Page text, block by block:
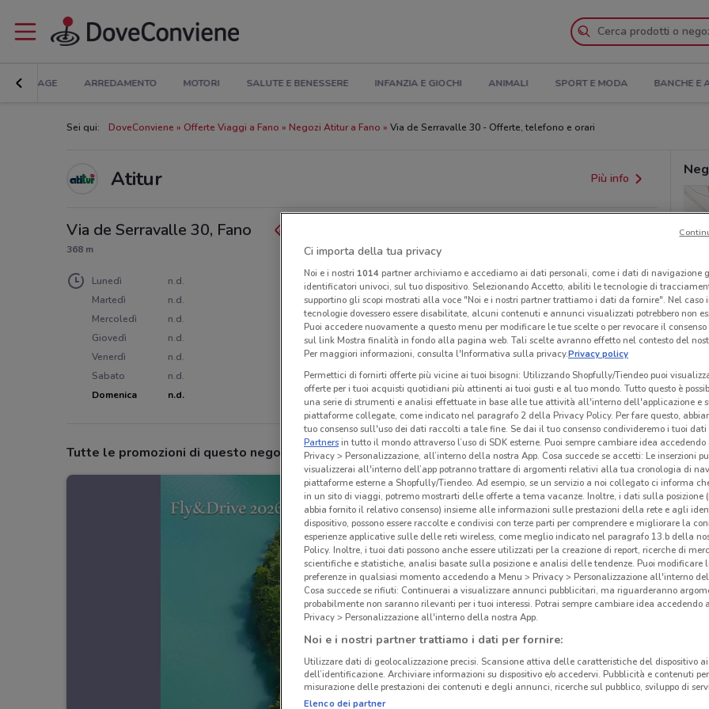
BRICOLAGE ARREDAMENTO MOTORI SALUTE E BENESSERE INFANZIA E GIOCHI ANIMALI SPORT E MODA BANCHE E
Sei qui: DoveConviene Offerte Viaggi a Fano Negozi Atitur a Fano Via de Serravalle 30 - Offerte, telefono e orari
Atitur Più info
Via de Serravalle 30, Fano
368 m
Lunedì
n.d.
Martedì
n.d.
Mercoledì
n.d.
Giovedì
n.d.
Venerdì
n.d.
Sabato
n.d.
Domenica
n.d.
Tutte le promozioni di questo negozio
Ci importa della tua privacy
Noi e i nostri 1014partner archiviamo e accediamo ai dati personali, come i dati di navigazione
identificatori univoci, sul tuo dispositivo. Selezionando Accetto, abiliti le tecnologie di
supportino gli scopi mostrati alla voce "Noi e i nostri partner trattiamo i dati da fornire". Nel caso
tecnologie dovessero essere disabilitate, alcuni contenuti e annunci visualizzati potrebbero non
Puoi accedere nuovamente a questo menu per modificare le tue scelte o per revocare il
sul link Mostra finalità in fondo alla pagina web. Tali scelte avranno effetto nel contesto del
Per maggiori informazioni, consulta l'Informativa sulla privacy.Privacy policy
Permettici di fornirti offerte più vicine ai tuoi bisogni: Utilizzando Shopfully/Tiendeo puoi
offerte per i tuoi acquisti quotidiani più attinenti ai tuoi gusti e al tuo mondo. Tutto questo è
una serie di strumenti e analisi effettuate in base alle tue attività all'interno dell'applicazione e
piattaforme collegate, come indicato nel paragrafo 2 della Privacy Policy. Per fare questo,
tuo consenso sull'uso dei dati raccolti a tale fine. Se dai il tuo consenso condivideremo i tuoi dati
Partnersin tutto il mondo attraverso l’uso di SDK esterne. Puoi sempre cambiare idea accedendo
Privacy > Personalizzazione, all’interno della nostra App. Cosa succede se accetti: Le inserzioni
visualizzerai all'interno dell’app potranno trattare di argomenti relativi alla tua cronologia di
piattaforme esterne a Shopfully/Tiendeo. Ad esempio, se un servizio a noi collegato ci informa
in un sito di viaggi, potremo mostrarti delle offerte a tema vacanze. Inoltre, i dati sulla posizione
abbia fornito il relativo consenso) insieme alle informazioni sulle prestazioni della rete e agli
dispositivo, possono essere raccolte e condivisi con terze parti per comprendere e migliorare la
esperienze applicative sulle delle reti wireless, come meglio indicato nel paragrafo 13.b della
Policy. Inoltre, i tuoi dati possono anche essere utilizzati per la creazione di report, ricerche di
scientifiche e statistiche, analisi basate sulla posizione e analisi delle tendenze. Puoi modificare
preferenze in qualsiasi momento accedendo a Menu > Privacy > Personalizzazione all'interno
Cosa succede se rifiuti: Continuerai a visualizzare annunci pubblicitari, ma riguarderanno
probabilmente non saranno rilevanti per i tuoi interessi. Potrai sempre cambiare idea accedendo
Privacy > Personalizzazione all'interno della nostra App.
Noi e i nostri partner trattiamo i dati per fornire:
Utilizzare dati di geolocalizzazione precisi. Scansione attiva delle caratteristiche del dispositivo
dell’identificazione. Archiviare informazioni su dispositivo e/o accedervi. Pubblicità e contenuti
misurazione delle prestazioni dei contenuti e degli annunci, ricerche sul pubblico, sviluppo di
Elenco dei partner